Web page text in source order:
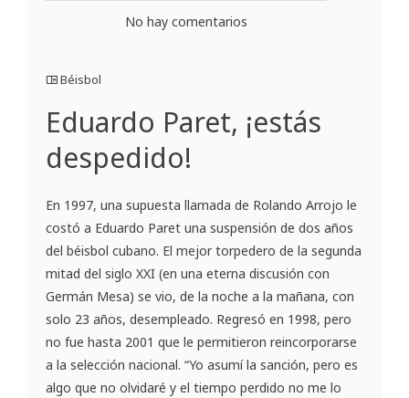
No hay comentarios
Béisbol
Eduardo Paret, ¡estás
despedido!
En 1997, una supuesta llamada de Rolando Arrojo le
costó a Eduardo Paret una suspensión de dos años
del béisbol cubano. El mejor torpedero de la segunda
mitad del siglo XXI (en una eterna discusión con
Germán Mesa) se vio, de la noche a la mañana, con
solo 23 años, desempleado. Regresó en 1998, pero
no fue hasta 2001 que le permitieron reincorporarse
a la selección nacional. “Yo asumí la sanción, pero es
algo que no olvidaré y el tiempo perdido no me lo